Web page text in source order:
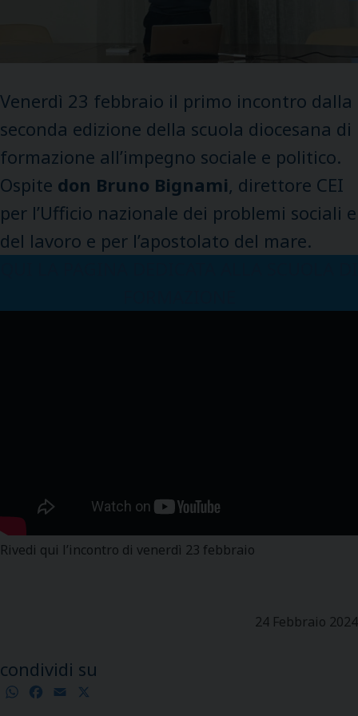
Venerdì 23 febbraio il primo incontro dalla
seconda edizione della scuola diocesana di
formazione all’impegno sociale e politico.
Ospite don Bruno Bignami, direttore CEI
per l’Ufficio nazionale dei problemi sociali e
del lavoro e per l’apostolato del mare.
Rivedi qui l’incontro di venerdì 23 febbraio
24 Febbraio 2024
condividi su
WhatsApp
Facebook
Email